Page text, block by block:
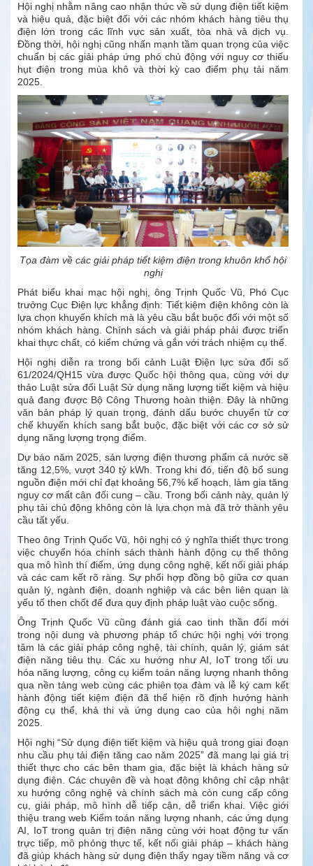
Hội nghị nhằm nâng cao nhận thức về sử dụng điện tiết kiệm
và hiệu quả, đặc biệt đối với các nhóm khách hàng tiêu thụ
điện lớn trong các lĩnh vực sản xuất, tòa nhà và dịch vụ.
Đồng thời, hội nghị cũng nhấn mạnh tầm quan trọng của việc
chuẩn bị các giải pháp ứng phó chủ động với nguy cơ thiếu
hụt điện trong mùa khô và thời kỳ cao điểm phụ tải năm
2025.
Tọa đàm về các giải pháp tiết kiệm điện trong khuôn khổ hội
nghị
Phát biểu khai mạc hội nghị, ông Trịnh Quốc Vũ, Phó Cục
trưởng Cục Điện lực khẳng định: Tiết kiệm điện không còn là
lựa chọn khuyến khích mà là yêu cầu bắt buộc đối với một số
nhóm khách hàng. Chính sách và giải pháp phải được triển
khai thực chất, có kiểm chứng và gắn với trách nhiệm cụ thể.
Hội nghị diễn ra trong bối cảnh Luật Điện lực sửa đổi số
61/2024/QH15 vừa được Quốc hội thông qua, cùng với dự
thảo Luật sửa đổi Luật Sử dụng năng lượng tiết kiệm và hiệu
quả đang được Bộ Công Thương hoàn thiện. Đây là những
văn bản pháp lý quan trọng, đánh dấu bước chuyển từ cơ
chế khuyến khích sang bắt buộc, đặc biệt với các cơ sở sử
dụng năng lượng trọng điểm.
Dự báo năm 2025, sản lượng điện thương phẩm cả nước sẽ
tăng 12,5%, vượt 340 tỷ kWh. Trong khi đó, tiến độ bổ sung
nguồn điện mới chỉ đạt khoảng 56,7% kế hoạch, làm gia tăng
nguy cơ mất cân đối cung – cầu. Trong bối cảnh này, quản lý
phụ tải chủ động không còn là lựa chọn mà đã trở thành yêu
cầu tất yếu.
Theo ông Trịnh Quốc Vũ, hội nghị có ý nghĩa thiết thực trong
việc chuyển hóa chính sách thành hành động cụ thể thông
qua mô hình thí điểm, ứng dụng công nghệ, kết nối giải pháp
và các cam kết rõ ràng. Sự phối hợp đồng bộ giữa cơ quan
quản lý, ngành điện, doanh nghiệp và các bên liên quan là
yếu tố then chốt để đưa quy định pháp luật vào cuộc sống.
Ông Trịnh Quốc Vũ cũng đánh giá cao tinh thần đổi mới
trong nội dung và phương pháp tổ chức hội nghị với trọng
tâm là các giải pháp công nghệ, tài chính, quản lý, giám sát
điện năng tiêu thụ. Các xu hướng như AI, IoT trong tối ưu
hóa năng lượng, công cụ kiểm toán năng lượng nhanh thông
qua nền tảng web cùng các phiên tọa đàm và lễ ký cam kết
hành động tiết kiệm điện đã thể hiện rõ định hướng hành
động cụ thể, khả thi và ứng dụng cao của hội nghị năm
2025.
Hội nghị “Sử dụng điện tiết kiệm và hiệu quả trong giai đoạn
nhu cầu phụ tải điện tăng cao năm 2025” đã mang lại giá trị
thiết thực cho các bên tham gia, đặc biệt là khách hàng sử
dụng điện. Các chuyên đề và hoạt động không chỉ cập nhật
xu hướng công nghệ và chính sách mà còn cung cấp công
cụ, giải pháp, mô hình dễ tiếp cận, dễ triển khai. Việc giới
thiệu trang web Kiểm toán năng lượng nhanh, các ứng dụng
AI, IoT trong quản trị điện năng cùng với hoạt động tư vấn
trực tiếp, mô phỏng thực tế, kết nối giải pháp – khách hàng
đã giúp khách hàng sử dụng điện thấy ngay tiềm năng và cơ